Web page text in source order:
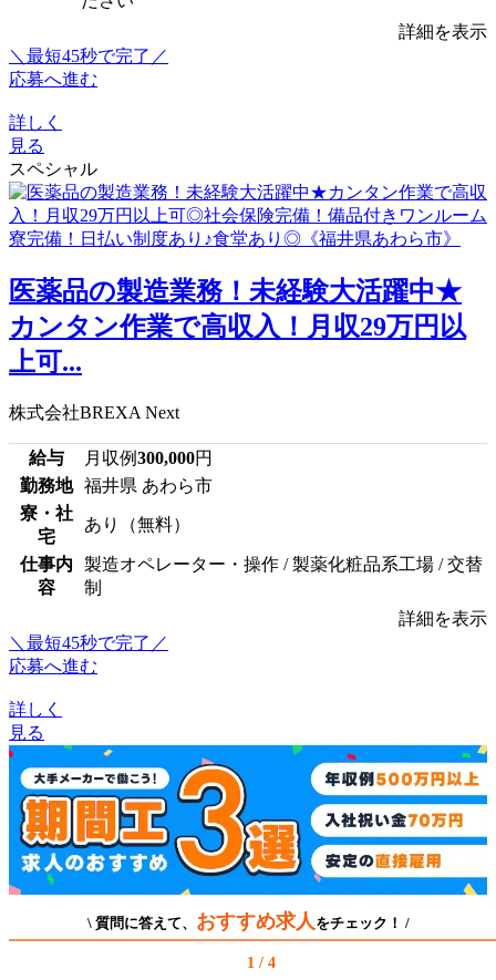
詳細を表示
＼最短45秒で完了／
応募へ進む
詳しく
見る
スペシャル
医薬品の製造業務！未経験大活躍中★
カンタン作業で高収入！月収29万円以
上可...
株式会社BREXA Next
給与 月収例300,000円
勤務地
福井県 あわら市
寮・社
宅
あり（無料）
仕事内
容
製造オペレーター・操作 / 製薬化粧品系工場 / 交替
制
詳細を表示
＼最短45秒で完了／
応募へ進む
詳しく
見る
\ 質問に答えて、 おすすめ求人 をチェック！ /
1 / 4